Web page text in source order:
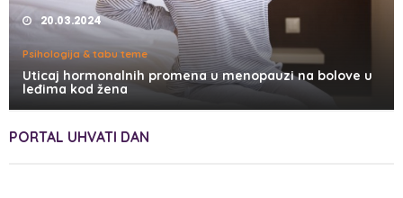
20.03.2024
Psihologija & tabu teme
Uticaj hormonalnih promena u menopauzi na bolove u
leđima kod žena
PORTAL UHVATI DAN